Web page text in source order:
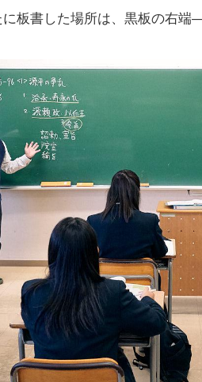
板書した場所は、黒板の右端